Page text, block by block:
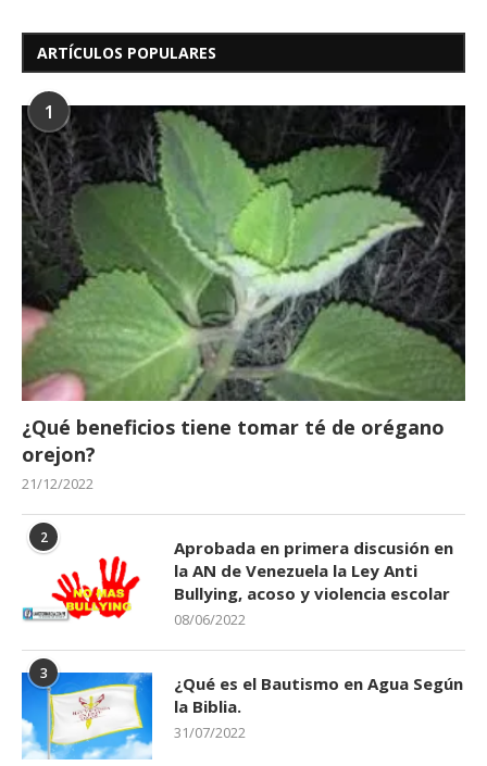
ARTÍCULOS POPULARES
1
¿Qué beneficios tiene tomar té de orégano
orejon?
21/12/2022
2
Aprobada en primera discusión en
la AN de Venezuela la Ley Anti
Bullying, acoso y violencia escolar
08/06/2022
3
¿Qué es el Bautismo en Agua Según
la Biblia.
31/07/2022